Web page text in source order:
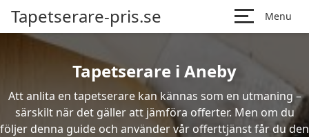
Tapetserare-pris.se Menu
Tapetserare i Aneby
Att anlita en tapetserare kan kännas som en utmaning –
särskilt när det gäller att jämföra offerter. Men om du
följer denna guide och använder vår offerttjänst får du den